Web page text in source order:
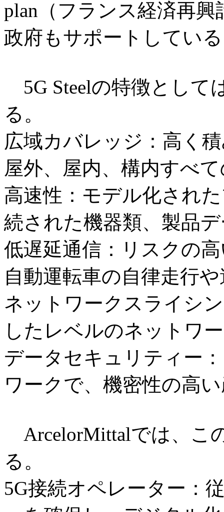
plan（フランス経済再
政府もサポートしてい
5G Steelの特徴として
る。
広域カバレッジ：高く
屋外、屋内、構内すべ
高速性：モデル化され
続された機器類、製品
低遅延通信：リスクの
自動運転車の自律走行
ネットワークスライシ
したレベルのネットワ
データセキュリティー
ワークで、機密性の高
ArcelorMittalでは、こ
る。
5G接続オペレーター：